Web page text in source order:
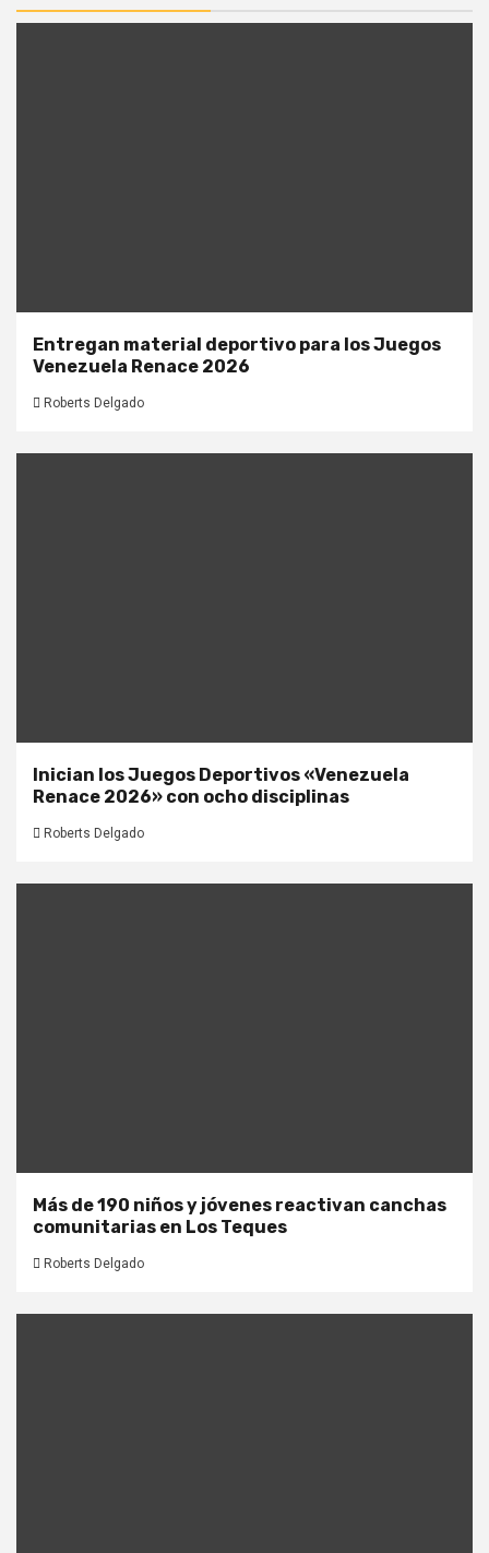
Entregan material deportivo para los Juegos
Venezuela Renace 2026
Roberts Delgado
Inician los Juegos Deportivos «Venezuela
Renace 2026» con ocho disciplinas
Roberts Delgado
Más de 190 niños y jóvenes reactivan canchas
comunitarias en Los Teques
Roberts Delgado